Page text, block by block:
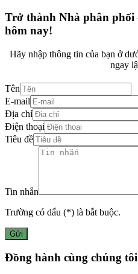
Trở thành Nhà phân phối
hôm nay!
Hãy nhập thông tin của bạn ở
ngay
Tên
E-mail
Địa chỉ
Điện thoại
Tiêu đề
Tin nhắn
Trường có dấu (*) là bắt buộc.
Gửi
Đồng hành cùng chúng tôi